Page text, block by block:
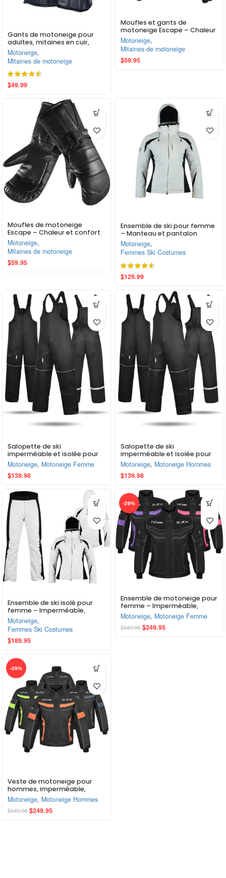
Gants de motoneige pour
adultes, mitaines en cuir,
neige chaude, Ski d’hiver, noir,
liquidation (EM11418)
Motoneige,
Mitaines de motoneige
$49.99
Moufles et gants de
motoneige Escape – Chaleur
et confort ultimes pour les
aventures hivernales avec
doublure amovible
Motoneige,
Mitaines de motoneige
$59.95
Moufles de motoneige
Escape – Chaleur et confort
ultimes avec doublure
amovible
Motoneige,
Mitaines de motoneige
$59.95
Ensemble de ski pour femme
– Manteau et pantalon
(EM10387)
Motoneige,
Femmes Ski Costumes
$129.99
Salopette de ski
imperméable et isolée pour
femme Escape, avec poches
et pantalon de planche à
neige ajustable.
Motoneige, Motoneige Femme
$139.98
Salopette de ski
imperméable et isolée pour
hommes, ajustable, avec
poches, pantalon de planche
à neige
Motoneige, Motoneige Hommes
$139.98
Ensemble de ski isolé pour
femme – Imperméable,
coupe-vent et prêt pour la
montagne
Motoneige,
Femmes Ski Costumes
$189.95
-29%
Ensemble de motoneige pour
femme – Imperméable,
coupe-vent, isolé pour la
planche à neige et les sports
d’hiver
Motoneige, Motoneige Femme
$349.98 $249.95
-29%
Veste de motoneige pour
hommes, imperméable,
coupe-vent et isolée –
Vêtement d’hiver robuste
pour la planche à neige, le ski
Motoneige, Motoneige Hommes
$349.98 $249.95